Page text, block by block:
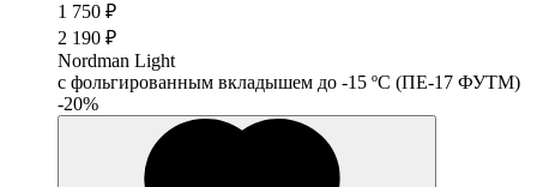
1 750 ₽
2 190 ₽
Nordman Light
c фольгированным вкладышем до -15 ºС (ПЕ-17 ФУТМ)
-20%